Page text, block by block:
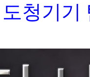
청기기